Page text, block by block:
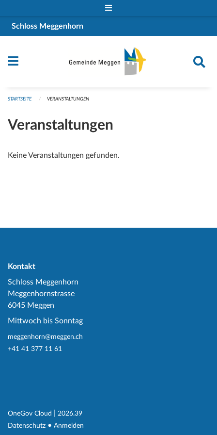
Schloss Meggenhorn
STARTSEITE VERANSTALTUNGEN
Veranstaltungen
Keine Veranstaltungen gefunden.
Kontakt
Schloss Meggenhorn
Meggenhornstrasse
6045 Meggen
Mittwoch bis Sonntag
meggenhorn@meggen.ch
+41 41 377 11 61
OneGov Cloud (External Link)
2026.39
Datenschutz (External Link)
Anmelden